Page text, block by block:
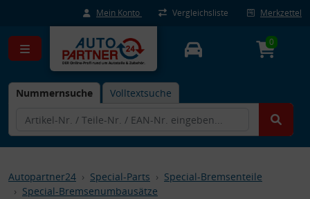
Mein Konto Vergleichsliste Merkzettel
Nummernsuche Volltextsuche
0
Autopartner24 Special-Parts
Special-Bremsenteile
Special-Bremsenumbausätze